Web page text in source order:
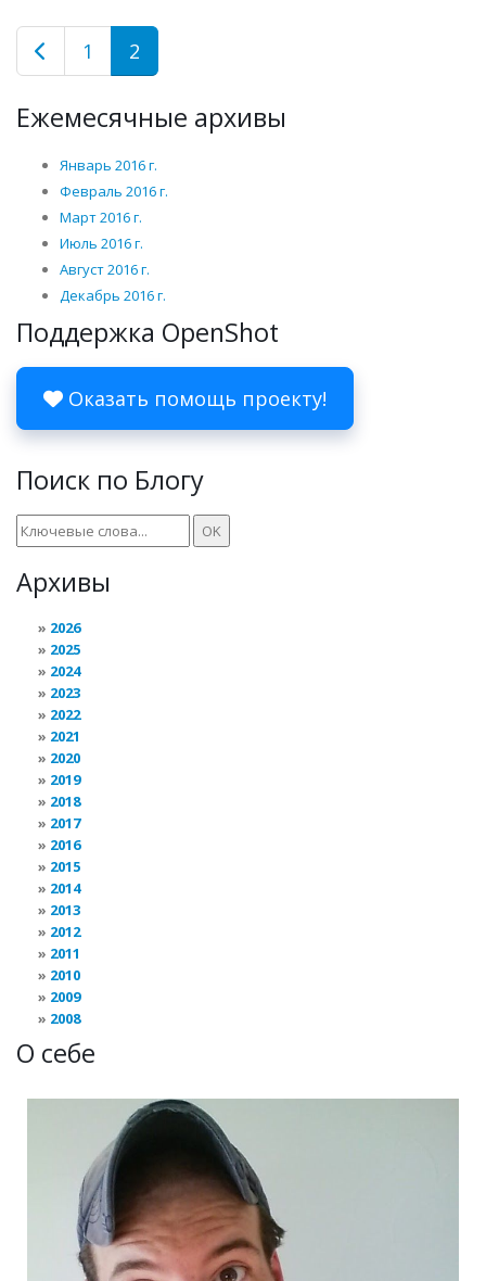
1 2
Ежемесячные архивы
Январь 2016 г.
Февраль 2016 г.
Март 2016 г.
Июль 2016 г.
Август 2016 г.
Декабрь 2016 г.
Поддержка OpenShot
Оказать помощь проекту!
Поиск по Блогу
Архивы
2026
2025
2024
2023
2022
2021
2020
2019
2018
2017
2016
2015
2014
2013
2012
2011
2010
2009
2008
О себе